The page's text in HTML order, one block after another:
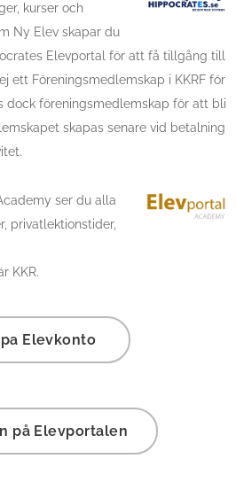
kurser och
Ny Elev skapar du
Elevportal för att få tillgång till
ett Föreningsmedlemskap i KKRF för
dock föreningsmedlemskap för att bli
skapas senare vid betalning
ser du alla
privatlektionstider,
KKR.
Elevkonto
på Elevportalen